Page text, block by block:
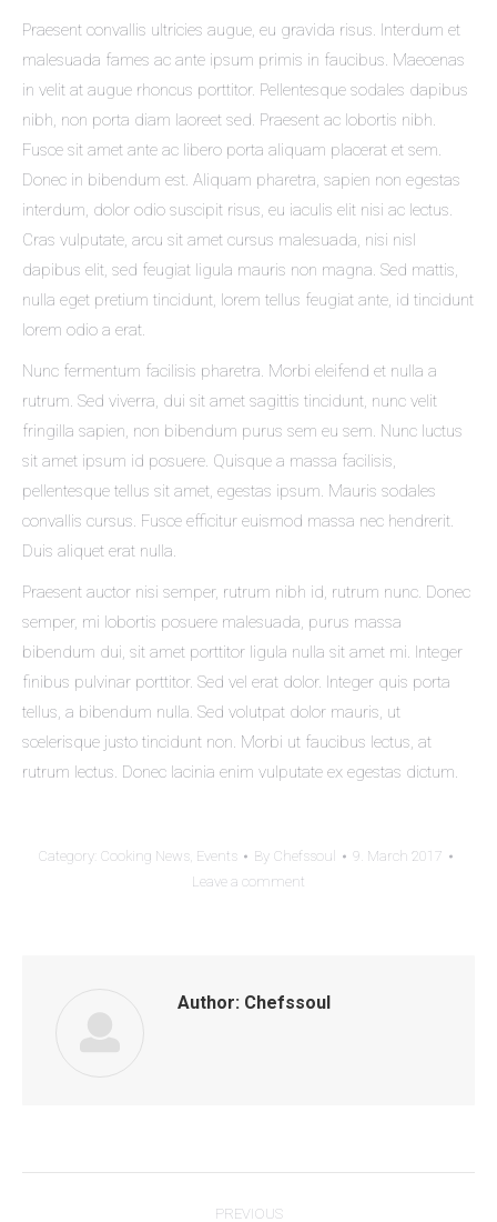
Praesent convallis ultricies augue, eu gravida risus. Interdum et
malesuada fames ac ante ipsum primis in faucibus. Maecenas
in velit at augue rhoncus porttitor. Pellentesque sodales dapibus
nibh, non porta diam laoreet sed. Praesent ac lobortis nibh.
Fusce sit amet ante ac libero porta aliquam placerat et sem.
Donec in bibendum est. Aliquam pharetra, sapien non egestas
interdum, dolor odio suscipit risus, eu iaculis elit nisi ac lectus.
Cras vulputate, arcu sit amet cursus malesuada, nisi nisl
dapibus elit, sed feugiat ligula mauris non magna. Sed mattis,
nulla eget pretium tincidunt, lorem tellus feugiat ante, id tincidunt
lorem odio a erat.
Nunc fermentum facilisis pharetra. Morbi eleifend et nulla a
rutrum. Sed viverra, dui sit amet sagittis tincidunt, nunc velit
fringilla sapien, non bibendum purus sem eu sem. Nunc luctus
sit amet ipsum id posuere. Quisque a massa facilisis,
pellentesque tellus sit amet, egestas ipsum. Mauris sodales
convallis cursus. Fusce efficitur euismod massa nec hendrerit.
Duis aliquet erat nulla.
Praesent auctor nisi semper, rutrum nibh id, rutrum nunc. Donec
semper, mi lobortis posuere malesuada, purus massa
bibendum dui, sit amet porttitor ligula nulla sit amet mi. Integer
finibus pulvinar porttitor. Sed vel erat dolor. Integer quis porta
tellus, a bibendum nulla. Sed volutpat dolor mauris, ut
scelerisque justo tincidunt non. Morbi ut faucibus lectus, at
rutrum lectus. Donec lacinia enim vulputate ex egestas dictum.
Category: Cooking News, Events By Chefssoul
9. March 2017
Leave a comment
Author: Chefssoul
PREVIOUS